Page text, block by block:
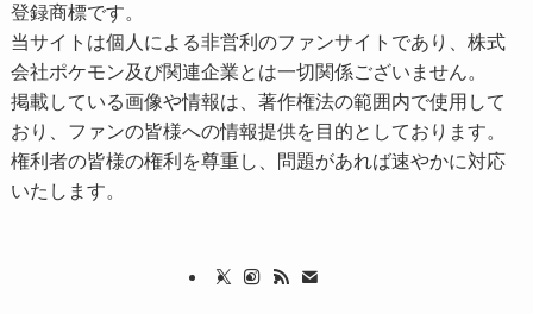
登録商標です。
当サイトは個人による非営利のファンサイトであり、株式
会社ポケモン及び関連企業とは一切関係ございません。
掲載している画像や情報は、著作権法の範囲内で使用して
おり、ファンの皆様への情報提供を目的としております。
権利者の皆様の権利を尊重し、問題があれば速やかに対応
いたします。